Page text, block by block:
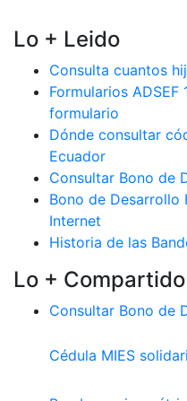
Lo + Leido
Consulta cuantos
Formularios
formulario
Dónde consultar
Ecuador
Consultar Bono de
Bono de Desarrollo
Internet
Historia de las
Lo + Compartido
Consultar Bono de
Cédula MIES